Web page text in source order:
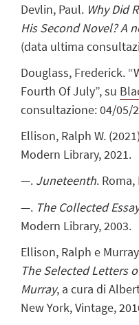
Devlin, Paul. Why Did
His Second Novel? A
(data ultima
Douglass, Frederick. “
Fourth Of July”, su
consultazione: 04/05/
Ellison, Ralph W. (2021)
Modern Library, 2021.
—. Juneteenth.
—. The Collected
Modern Library, 2003.
Ellison, Ralph e
The Selected Letters
Murray, a cura di
New York, Vintage,